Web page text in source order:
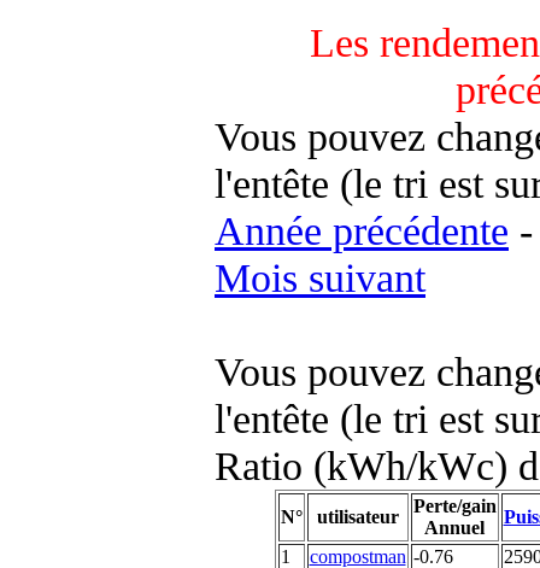
Les
Vous pouvez
l'entête (le tri est
Année précédente -
Mois suivant
Vous pouvez
l'entête (le tri est
Ratio (kWh/kWc)
N° utilisateur
Perte/gain
Annuel
1
compostman -0.76